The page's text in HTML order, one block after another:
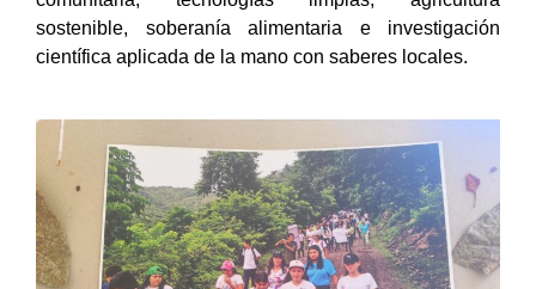
sostenible, soberanía alimentaria e investigación
científica aplicada de la mano con saberes locales.